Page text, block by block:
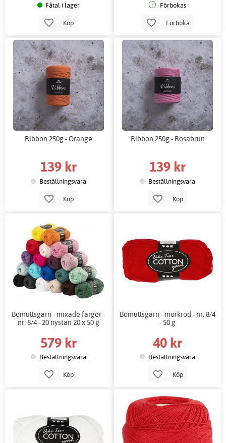
Fåtal i lager
Köp
Förbokas
Förboka
Ribbon 250g - Orange
139 kr
Beställningsvara
Köp
Ribbon 250g - Rosabrun
139 kr
Beställningsvara
Köp
Bomullsgarn - mixade färger -
nr. 8/4 - 20 nystan 20 x 50 g
579 kr
Beställningsvara
Köp
Bomullsgarn - mörkröd - nr. 8/4
- 50 g
40 kr
Beställningsvara
Köp